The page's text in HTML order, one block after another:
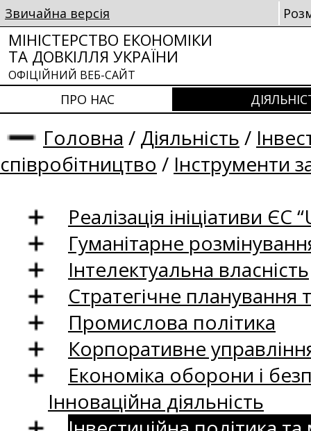
Звичайна версія
МІНІСТЕРСТВО ЕКОНОМІКИ
ТА ДОВКІЛЛЯ УКРАЇНИ
ОФІЦІЙНИЙ ВЕБ-САЙТ
ПРО НАС
Головна / Діяльність /
співробітництво / Інструменти
Реалізація ініціативи ЄС
Гуманітарне
Інтелектуальна власність
Стратегічне
Промислова політика
Корпоративне
Економіка оборони і
Інноваційна діяльність